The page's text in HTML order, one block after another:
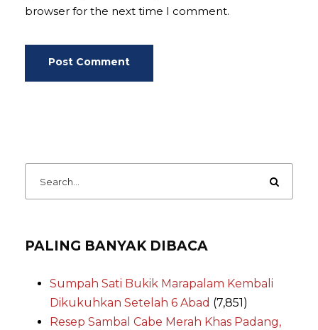
browser for the next time I comment.
PALING BANYAK DIBACA
Sumpah Sati Bukik Marapalam Kembali
Dikukuhkan Setelah 6 Abad (7,851)
Resep Sambal Cabe Merah Khas Padang,